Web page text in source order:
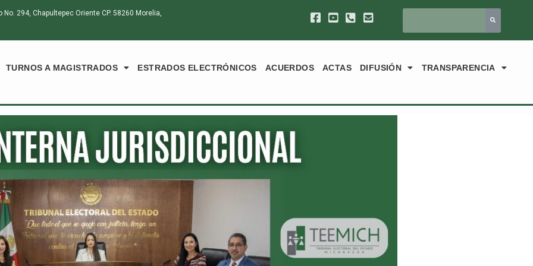
294, Chapultepec Oriente CP. 58260 Morelia,
TURNOS A MAGISTRADOS ESTRADOS ELECTRÓNICOS ACUERDOS ACTAS DIFUSIÓN TRANSPARENCIA